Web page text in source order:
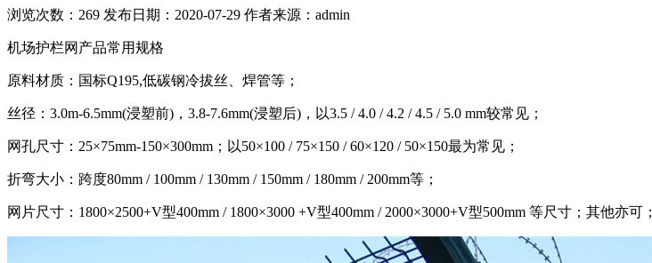
浏览次数： 269 发布日期：2020-07-29 作者来源：admin
机场护栏网产品常用规格
原料材质：国标Q195,低碳钢冷拔丝、焊管等；
丝径：3.0m-6.5mm(浸塑前)，3.8-7.6mm(浸塑后)，以3.5 / 4.0 / 4.2 / 4.5 / 5.0 mm较常见；
网孔尺寸：25×75mm-150×300mm；以50×100 / 75×150 / 60×120 / 50×150最为常见；
折弯大小：跨度80mm / 100mm / 130mm / 150mm / 180mm / 200mm等；
网片尺寸：1800×2500+V型400mm / 1800×3000 +V型400mm / 2000×3000+V型500mm 等尺寸；其他亦可；